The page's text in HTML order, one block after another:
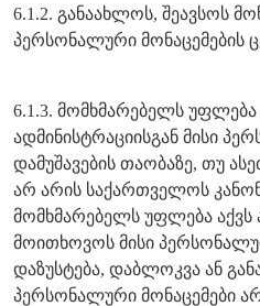
6.1.2. განაახლოს, შეავსოს
პერსონალური მონაცემების
6.1.3. მომხმარებელს
ადმინისტრაციისგან მისი
დამუშავების თაობაზე, თუ
არ არის საქართველოს
მომხმარებელს უფლება აქვს
მოითხოვოს მისი
დაზუსტება, დაბლოკვა ან
პერსონალური მონაცემები